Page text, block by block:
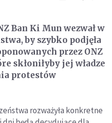
Ban Ki Mun wezwał w
by szybko podjęła
przez ONZ
skłoniłyby jej władze
protestów
rozważyła konkretne